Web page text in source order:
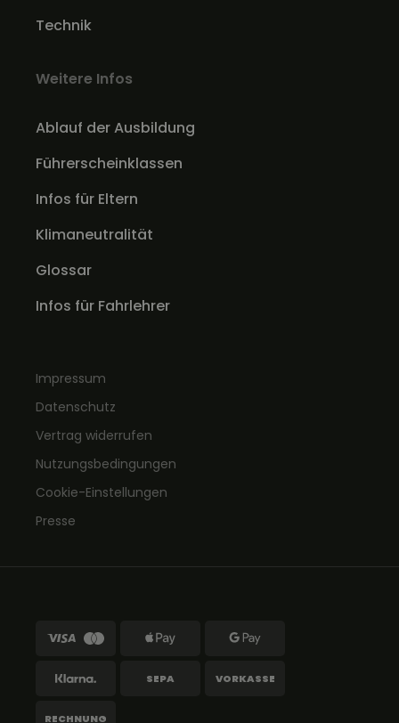
Technik
Weitere Infos
Ablauf der Ausbildung
Führerscheinklassen
Infos für Eltern
Klimaneutralität
Glossar
Infos für Fahrlehrer
Impressum
Datenschutz
Vertrag widerrufen
Nutzungsbedingungen
Cookie-Einstellungen
Presse
SEPA VORKASSE
RECHNUNG